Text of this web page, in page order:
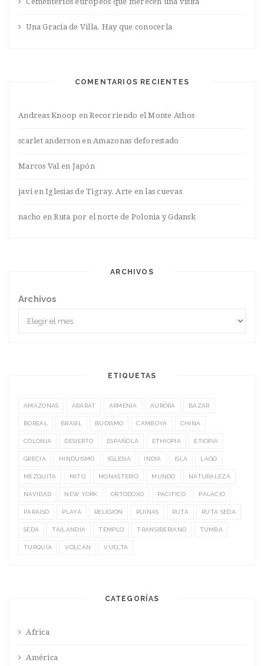
Una Gracia de Villa. Hay que conocerla
COMENTARIOS RECIENTES
Andreas Knoop enRecorriendo el Monte Athos
scarlet anderson enAmazonas deforestado
Marcos Valen Japón
javienIglesias de Tigray. Arte en las cuevas
nacho enRuta por el norte de Polonia y Gdansk
ARCHIVOS
Archivos
ETIQUETAS
AMAZONAS ARARAT ARMENIA AURORA BAZAR
BOREAL BRASIL BUDISMO CAMBOYA CHINA
COLONIA DESIERTO ESPAÑOLA ETHIOPIA ETIOPIA
GRECIA HINDUISMO IGLESIA INDIA ISLA LAGO
MEZQUITA MITO MONASTERIO MUNDO NATURALEZA
NAVIDAD NEW YORK ORTODOXO PACIFICO PALACIO
PARAISO PLAYA RELIGIÓN RUINAS RUTA RUTA SEDA
SEDA TAILANDIA TEMPLO TRANSIBERIANO TUMBA
TURQUÍA VOLCÁN VUELTA
CATEGORÍAS
Africa
América